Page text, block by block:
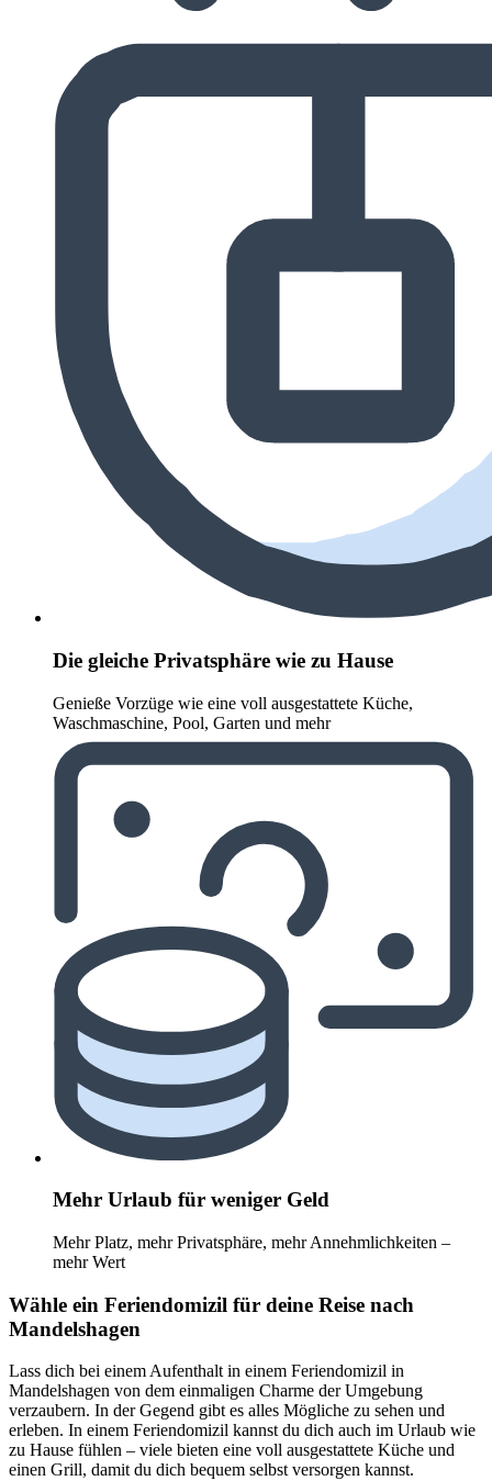
Die gleiche Privatsphäre wie zu Hause
Genieße Vorzüge wie eine voll ausgestattete Küche,
Waschmaschine, Pool, Garten und mehr
Mehr Urlaub für weniger Geld
Mehr Platz, mehr Privatsphäre, mehr Annehmlichkeiten –
mehr Wert
Wähle ein Feriendomizil für deine Reise nach
Mandelshagen
Lass dich bei einem Aufenthalt in einem Feriendomizil in
Mandelshagen von dem einmaligen Charme der Umgebung
verzaubern. In der Gegend gibt es alles Mögliche zu sehen und
erleben. In einem Feriendomizil kannst du dich auch im Urlaub wie
zu Hause fühlen – viele bieten eine voll ausgestattete Küche und
einen Grill, damit du dich bequem selbst versorgen kannst.